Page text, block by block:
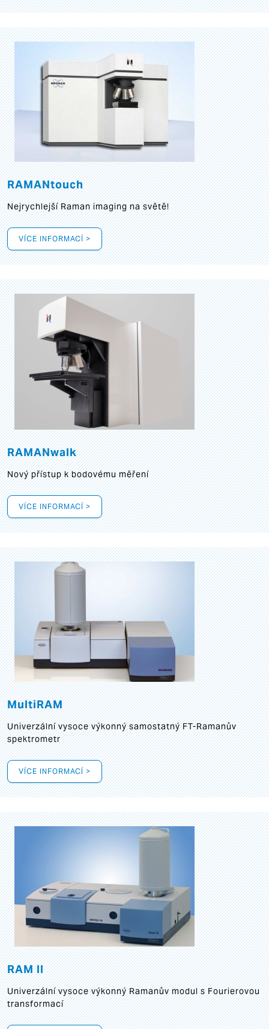
RAMANtouch
Nejrychlejší Raman imaging na světě!
VÍCE INFORMACÍ >
RAMANwalk
Nový přístup k bodovému měření
VÍCE INFORMACÍ >
MultiRAM
Univerzální vysoce výkonný samostatný FT-Ramanův
spektrometr
VÍCE INFORMACÍ >
RAM II
Univerzální vysoce výkonný Ramanův modul s Fourierovou
transformací